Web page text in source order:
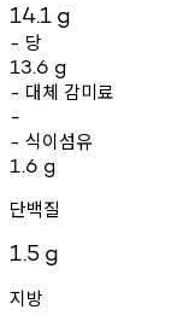
14.1 g
- 당
13.6 g
- 대체 감미료
-
- 식이섬유
1.6 g
단백질
1.5 g
지방